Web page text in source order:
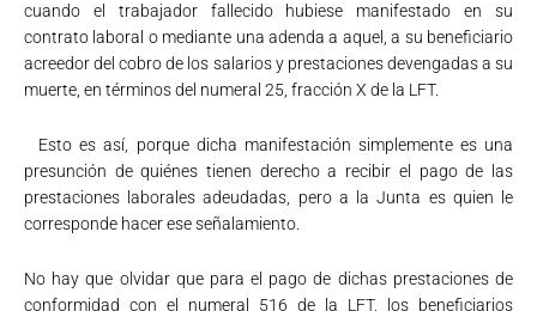
cuando el trabajador fallecido hubiese manifestado en su
contrato laboral o mediante una adenda a aquel, a su beneficiario
acreedor del cobro de los salarios y prestaciones devengadas a su
muerte, en términos del numeral 25, fracción X de la LFT.
Esto es así, porque dicha manifestación simplemente es una
presunción de quiénes tienen derecho a recibir el pago de las
prestaciones laborales adeudadas, pero a la Junta es quien le
corresponde hacer ese señalamiento.
No hay que olvidar que para el pago de dichas prestaciones de
conformidad con el numeral 516 de la LFT, los beneficiarios